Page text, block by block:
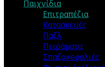
Παιχνίδια
Επιτραπέζια
Κατασκευές
Παζλ
Πειράματα
Σπαζοκεφαλιές